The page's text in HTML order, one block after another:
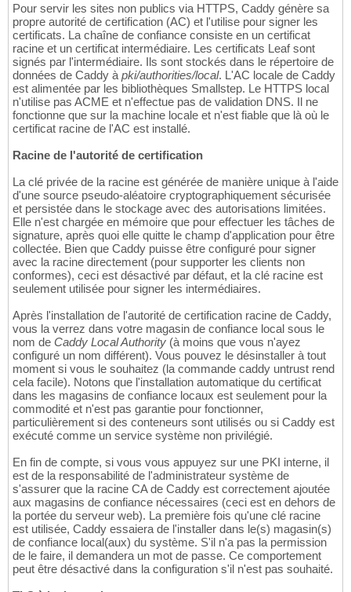
Pour servir les sites non publics via HTTPS, Caddy génère sa
propre autorité de certification (AC) et l'utilise pour signer les
certificats. La chaîne de confiance consiste en un certificat
racine et un certificat intermédiaire. Les certificats Leaf sont
signés par l'intermédiaire. Ils sont stockés dans le répertoire de
données de Caddy à pki/authorities/local. L'AC locale de Caddy
est alimentée par les bibliothèques Smallstep. Le HTTPS local
n'utilise pas ACME et n'effectue pas de validation DNS. Il ne
fonctionne que sur la machine locale et n'est fiable que là où le
certificat racine de l'AC est installé.
Racine de l'autorité de certification
La clé privée de la racine est générée de manière unique à l'aide
d'une source pseudo-aléatoire cryptographiquement sécurisée
et persistée dans le stockage avec des autorisations limitées.
Elle n'est chargée en mémoire que pour effectuer les tâches de
signature, après quoi elle quitte le champ d'application pour être
collectée. Bien que Caddy puisse être configuré pour signer
avec la racine directement (pour supporter les clients non
conformes), ceci est désactivé par défaut, et la clé racine est
seulement utilisée pour signer les intermédiaires.
Après l'installation de l'autorité de certification racine de Caddy,
vous la verrez dans votre magasin de confiance local sous le
nom de Caddy Local Authority (à moins que vous n'ayez
configuré un nom différent). Vous pouvez le désinstaller à tout
moment si vous le souhaitez (la commande caddy untrust rend
cela facile). Notons que l'installation automatique du certificat
dans les magasins de confiance locaux est seulement pour la
commodité et n'est pas garantie pour fonctionner,
particulièrement si des conteneurs sont utilisés ou si Caddy est
exécuté comme un service système non privilégié.
En fin de compte, si vous vous appuyez sur une PKI interne, il
est de la responsabilité de l'administrateur système de
s'assurer que la racine CA de Caddy est correctement ajoutée
aux magasins de confiance nécessaires (ceci est en dehors de
la portée du serveur web). La première fois qu'une clé racine
est utilisée, Caddy essaiera de l'installer dans le(s) magasin(s)
de confiance local(aux) du système. S'il n'a pas la permission
de le faire, il demandera un mot de passe. Ce comportement
peut être désactivé dans la configuration s'il n'est pas souhaité.